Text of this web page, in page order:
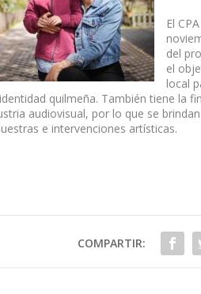
El
del
el
local
quilmeña. También tiene la
audiovisual, por lo que se
e intervenciones artísticas.
COMPARTIR: